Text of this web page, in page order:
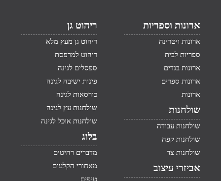
ארונות וספריות
ארונות ויטרינה
ספריות לבית
ארונות בגדים
ארונות ספרים
ארונות
שולחנות
שולחנות עבודה
שולחנות קפה
שולחנות צד
אביזרי עיצוב
ריהוט גן
ריהוט גן מעץ מלא
ריהוט למרפסת
ספסלים לגינה
פינות ישיבה לגינה
כורסאות לגינה
שולחנות עץ לגינה
שולחנות אוכל לגינה
בלוג
מדברים רהיטים
מאחורי הקלעים
טיפים